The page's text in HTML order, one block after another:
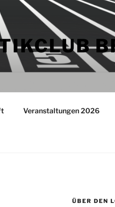
Veranstaltungen 2026
ÜBER DEN